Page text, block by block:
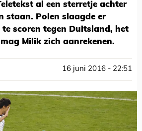
al een sterretje achter
staan. Polen slaagde er
scoren tegen Duitsland, het
Milik zich aanrekenen.
16 juni 2016 - 22:51